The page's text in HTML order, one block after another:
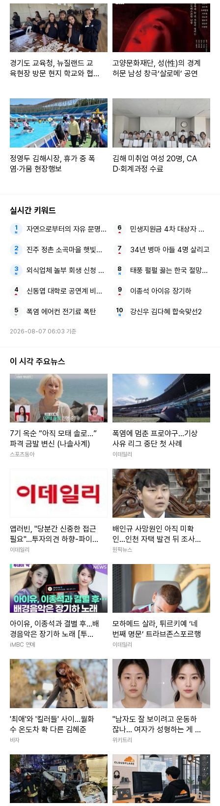
경기도 교육청, 뉴질랜드 교
육현장 방문 현지 학교와 협
고양문화재단, 성(性)의 경계
허문 남성 창극‘살로메’ 공연
정영두 김해시장, 휴가 중 폭
염·가뭄 현장행보
김해 미취업 여성 20명, CA
D·회계과정 수료
실시간 키워드
자연으로부터의 자유 문명이 부른 지구의 위기
진주 정촌 소곡마을 햇빛소득마을
외식업체 놀부 회생 신청 尹 전 대통령 전속사진가
신동엽 대학로 공연계 비하 논란
폭염 에어컨 전기료 폭탄
민생지원금 4차 대상자 전국
34년 병마 아들 4명 살리고
태풍 펄펄 끓는 한국 절망적인
이종석 아이유 장기하
강신우 김다혜 합숙맞선2
2026-08-07 06:03 기준
이 시각 주요뉴스
7기 옥순 “아직 모태 솔로…”
파격 금발 변신 (나솔사계)
스포츠동아
폭염에 멈춘 프로야구…기상
사유 리그 중단 첫 사례
이데일리
앱러빈, "당분간 신중한 접근
필요"...투자의견 하향-파이퍼
샌들러
이데일리
배인규 사망원인 아직 미확
인...인천 자택 발견 뒤 조사
진행
원픽뉴스
아이유, 이종석과 결별 후…배
경음악은 장기하 노래 [투데
이픽]
iMBC 연예
모하메드 살라, 튀르키예 ‘네
번째 명문’ 트라브존스포르행
이데일리
'최애'와 '킬러들' 사이...월화
수 온도차 확 다른 김혜준
바자
"남자도 잘 보이려고 운동하
잖나... 여자가 성형하는 게 대
체 왜 문제냐"
위키트리